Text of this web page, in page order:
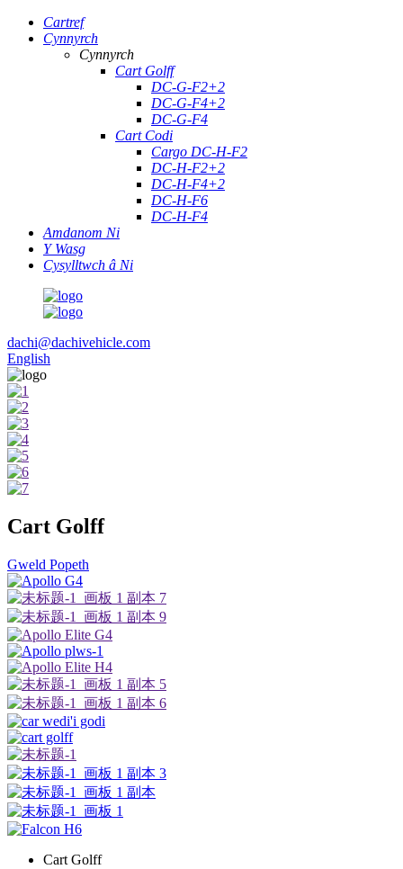
Cartref
Cynnyrch
Cynnyrch
Cart Golff
DC-G-F2+2
DC-G-F4+2
DC-G-F4
Cart Codi
Cargo DC-H-F2
DC-H-F2+2
DC-H-F4+2
DC-H-F6
DC-H-F4
Amdanom Ni
Y Wasg
Cysylltwch â Ni
dachi@dachivehicle.com
English
Cart Golff
Gweld Popeth
Cart Golff